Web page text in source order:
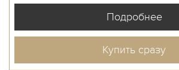
Купить сразу